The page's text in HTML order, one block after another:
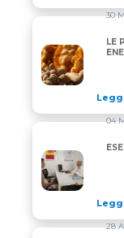
LE PATATE
30
LE
ESERCIZIO
04
28